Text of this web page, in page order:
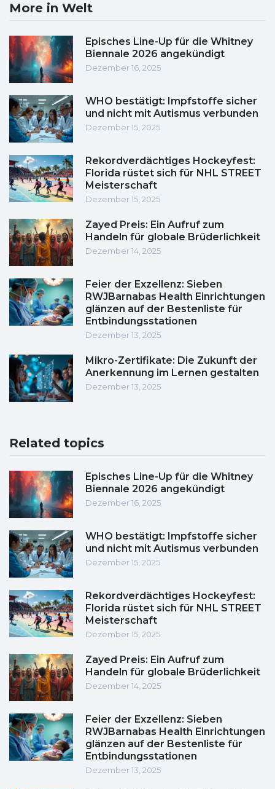
More in Welt
Episches Line-Up für die Whitney
Biennale 2026 angekündigt
Dezember 16, 2025
WHO bestätigt: Impfstoffe sicher
und nicht mit Autismus verbunden
Dezember 15, 2025
Rekordverdächtiges Hockeyfest:
Florida rüstet sich für NHL STREET
Meisterschaft
Dezember 15, 2025
Zayed Preis: Ein Aufruf zum
Handeln für globale Brüderlichkeit
Dezember 14, 2025
Feier der Exzellenz: Sieben
RWJBarnabas Health Einrichtungen
glänzen auf der Bestenliste für
Entbindungsstationen
Dezember 13, 2025
Mikro-Zertifikate: Die Zukunft der
Anerkennung im Lernen gestalten
Dezember 13, 2025
Related topics
Episches Line-Up für die Whitney
Biennale 2026 angekündigt
Dezember 16, 2025
WHO bestätigt: Impfstoffe sicher
und nicht mit Autismus verbunden
Dezember 15, 2025
Rekordverdächtiges Hockeyfest:
Florida rüstet sich für NHL STREET
Meisterschaft
Dezember 15, 2025
Zayed Preis: Ein Aufruf zum
Handeln für globale Brüderlichkeit
Dezember 14, 2025
Feier der Exzellenz: Sieben
RWJBarnabas Health Einrichtungen
glänzen auf der Bestenliste für
Entbindungsstationen
Dezember 13, 2025